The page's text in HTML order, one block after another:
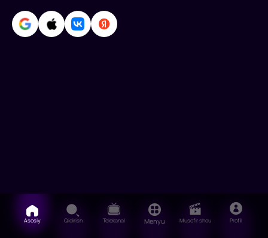
Asosiy Qidirish Telekanal Menyu Musofir shou Profil